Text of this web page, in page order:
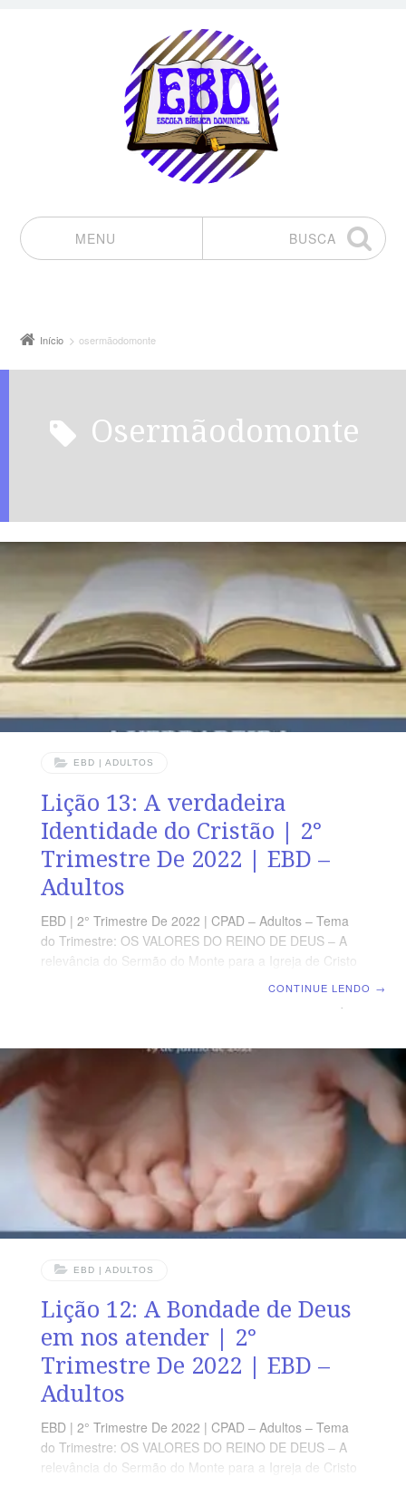
MENU
BUSCA
Início osermãodomonte
osermãodomonte
EBD | ADULTOS
Lição 13: A verdadeira
Identidade do Cristão | 2°
Trimestre De 2022 | EBD –
Adultos
EBD | 2° Trimestre De 2022 | CPAD – Adultos – Tema
do Trimestre: OS VALORES DO REINO DE DEUS – A
relevância do Sermão do Monte para a Igreja de Cristo
céus.” (Mt 7.21) VERDADE PRÁTICA No Reino de Deus,
não basta ouvir para se identificar com o Salvador, é
preciso praticar o que
CONTINUE LENDO →
EBD | ADULTOS
Lição 12: A Bondade de Deus
em nos atender | 2°
Trimestre De 2022 | EBD –
Adultos
EBD | 2° Trimestre De 2022 | CPAD – Adultos – Tema
do Trimestre: OS VALORES DO REINO DE DEUS – A
relevância do Sermão do Monte para a Igreja de Cristo